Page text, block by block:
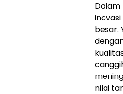
besar.
nilai